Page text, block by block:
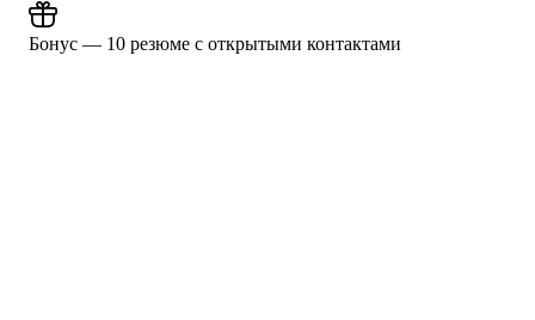
Бонус — 10 резюме с открытыми контактами